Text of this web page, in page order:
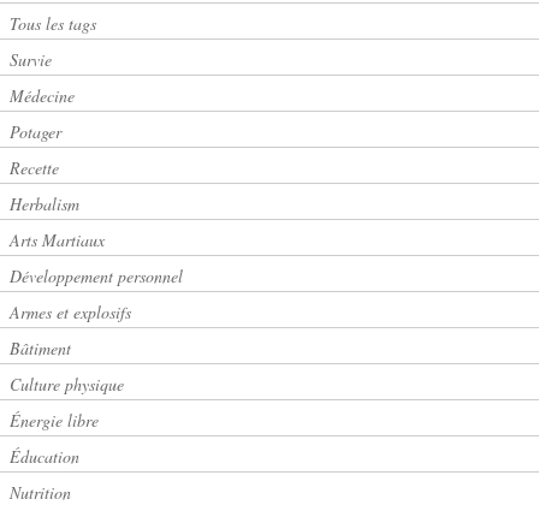
Tous les tags
Survie
Médecine
Potager
Recette
Herbalism
Arts Martiaux
Développement personnel
Armes et explosifs
Bâtiment
Culture physique
Énergie libre
Éducation
Nutrition